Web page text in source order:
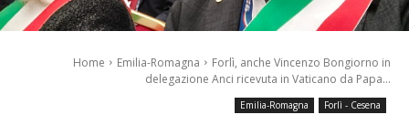
Home Emilia-Romagna
Forlì, anche Vincenzo Bongiorno in
delegazione Anci ricevuta in Vaticano da Papa...
Emilia-Romagna Forlì - Cesena